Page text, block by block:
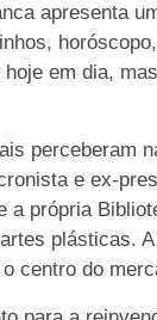
apresenta
em dia,
perceberam
e ex-
a própria
plásticas.
centro do